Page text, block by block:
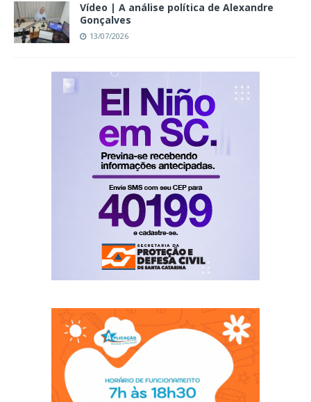
Vídeo | A análise política de Alexandre
Gonçalves
13/07/2026